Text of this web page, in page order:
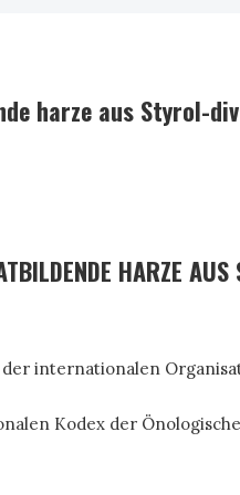
harze aus Styrol-
HARZE
internationalen
Kodex der